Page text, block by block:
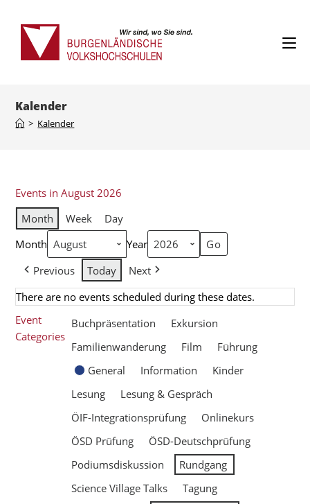
Kalender
> Kalender
Events in August 2026
Month
Week
Day
Month
Year
Previous
Today
Next
There are no events scheduled during these dates.
Event
Categories
Buchpräsentation
Exkursion
Familienwanderung
Film
Führung
General
Information
Kinder
Lesung
Lesung & Gespräch
ÖIF-Integrationsprüfung
Onlinekurs
ÖSD Prüfung
ÖSD-Deutschprüfung
Podiumsdiskussion
Rundgang
Science Village Talks
Tagung